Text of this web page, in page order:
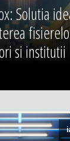
Solutia
si institutii